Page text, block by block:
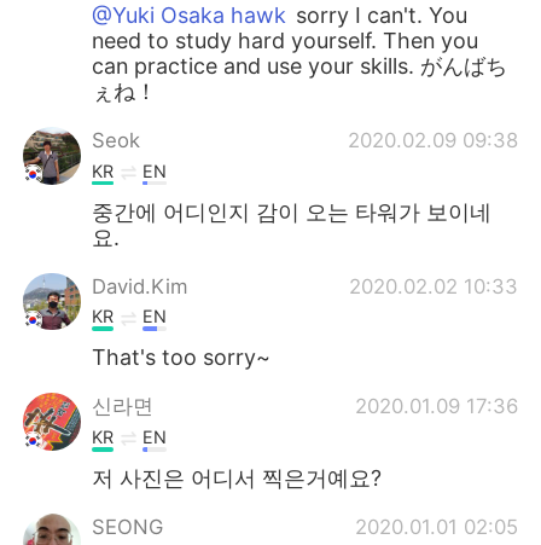
@Yuki Osaka hawk sorry I can't. You
need to study hard yourself. Then you
can practice and use your skills. がんばち
ぇね！
Seok 2020.02.09 09:38
KR EN
중간에 어디인지 감이 오는 타워가 보이네
요.
David.Kim 2020.02.02 10:33
KR EN
That's too sorry~
신라면 2020.01.09 17:36
KR EN
저 사진은 어디서 찍은거예요?
SEONG 2020.01.01 02:05